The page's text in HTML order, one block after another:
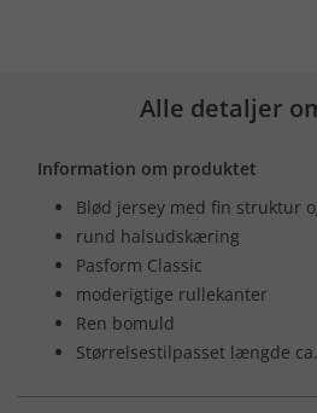
Alle detaljer
Information om produktet
Blød jersey med fin struktur
rund halsudskæring
Pasform Classic
moderigtige rullekanter
Ren bomuld
Størrelsestilpasset længde